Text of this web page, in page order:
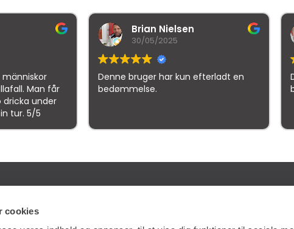
cookies
Brian Nielsen
bruger har kun efterladt en
malthe holm
Denne bruger har kun
GENVEJE